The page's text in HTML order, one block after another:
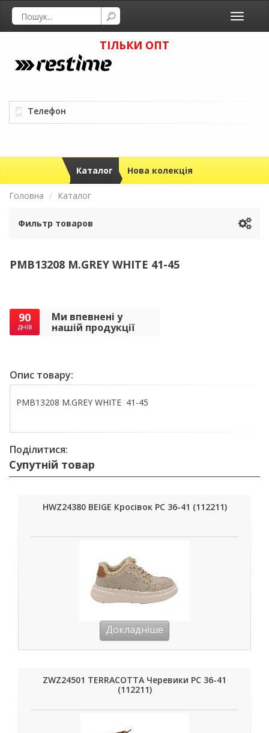
Toggle
ТІЛЬКИ ОПТ
Телефон
Каталог Нова колекція
Головна Каталог
Фильтр товаров
PMB13208 M.GREY WHITE 41-45
90
днів
Ми впевнені у
нашій продукції
Опис товару:
PMB13208 M.GREY WHITE 41-45
Поділитися:
Супутній товар
HWZ24380 BEIGE Кросівок РС 36-41 (112211)
Докладніше
ZWZ24501 TERRACOTTA Черевики РС 36-41
(112211)